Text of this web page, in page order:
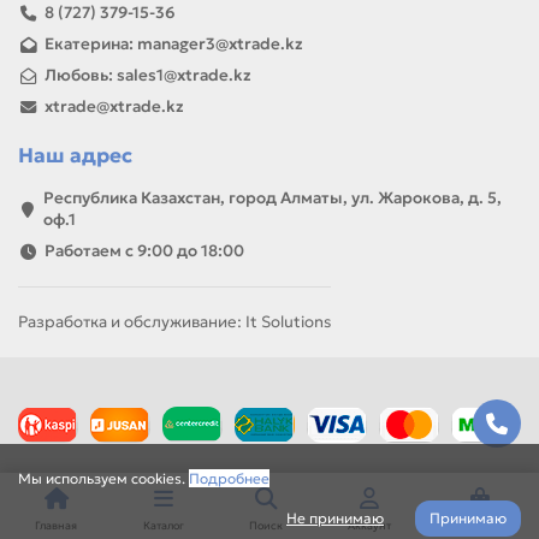
Если параметры в карточке совпадают с вашей моделью
или задачей, товар можно использовать для замены,
ремонта, заправки, печати или пополнения складского
запаса.
Мы используем cookies. Подробнее
Не принимаю Принимаю
8 (727) 379-15-36
Екатерина: manager3@xtrade.kz
Любовь: sales1@xtrade.kz
xtrade@xtrade.kz
Наш адрес
Республика Казахстан, город Алматы, ул. Жарокова, д. 5,
оф.1
Работаем с 9:00 до 18:00
Разработка и обслуживание: It Solutions
Главная Каталог Поиск Аккаунт Корзина